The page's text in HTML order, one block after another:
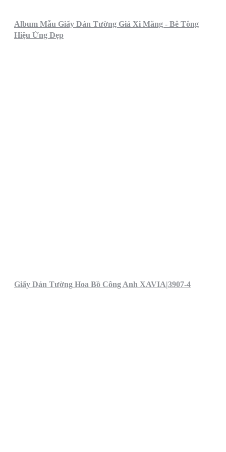
Album Mẫu Giấy Dán Tường Giả Xi Măng - Bê Tông
Hiệu Ứng Đẹp
Giấy Dán Tường Hoa Bồ Công Anh XAVIA|3907-4